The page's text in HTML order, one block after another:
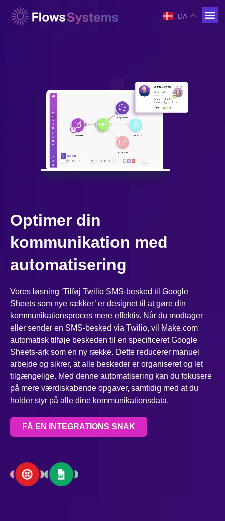
DA
Optimer din
kommunikation med
automatisering
Vores løsning ‘Tilføj Twilio SMS-besked til Google
Sheets som nye rækker’ er designet til at gøre din
kommunikationsproces mere effektiv. Når du modtager
eller sender en SMS-besked via Twilio, vil Make.com
automatisk tilføje beskeden til en specificeret Google
Sheets-ark som en ny række. Dette reducerer manuel
arbejde og sikrer, at alle beskeder er organiseret og let
tilgængelige. Med denne automatisering kan du fokusere
på mere værdiskabende opgaver, samtidig med at du
holder styr på alle dine kommunikationsdata.
FÅ EN INTEGRATIONS SNAK